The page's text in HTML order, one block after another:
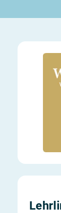
Rund um
Rechte und